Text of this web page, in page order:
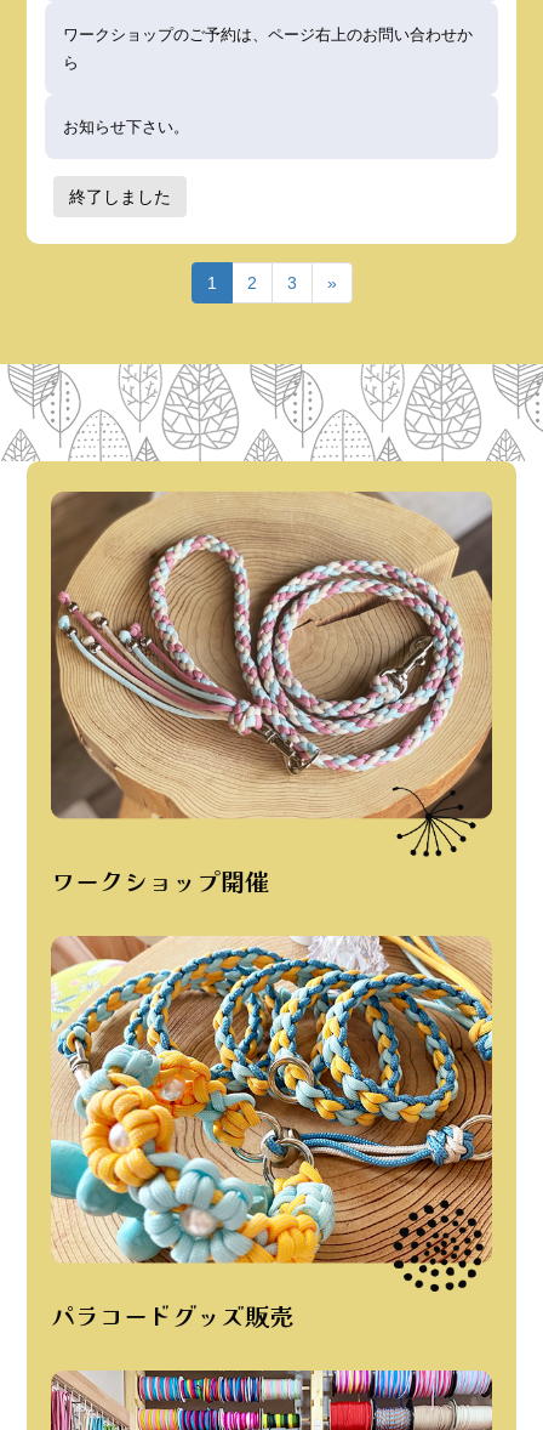
ワークショップのご予約は、ページ右上のお問い合わせか
ら
お知らせ下さい。
終了しました
1 2 3 »
ワークショップ開催
パラコードグッズ販売